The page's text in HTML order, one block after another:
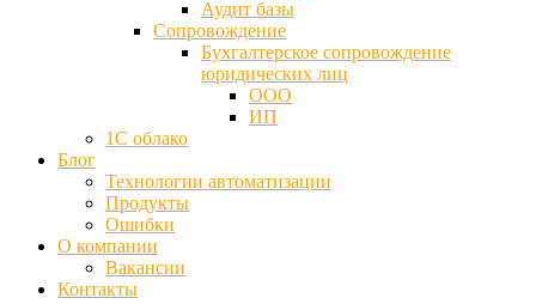
Аудит базы
Cопровождение
Бухгалтерское сопровождение
юридических лиц
ООО
ИП
1С облако
Блог
Технологии автоматизации
Продукты
Ошибки
О компании
Вакансии
Контакты